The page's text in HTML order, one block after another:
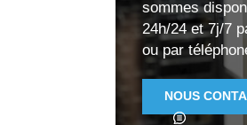
sommes
24h/24 et 7j/7
ou par
NOUS